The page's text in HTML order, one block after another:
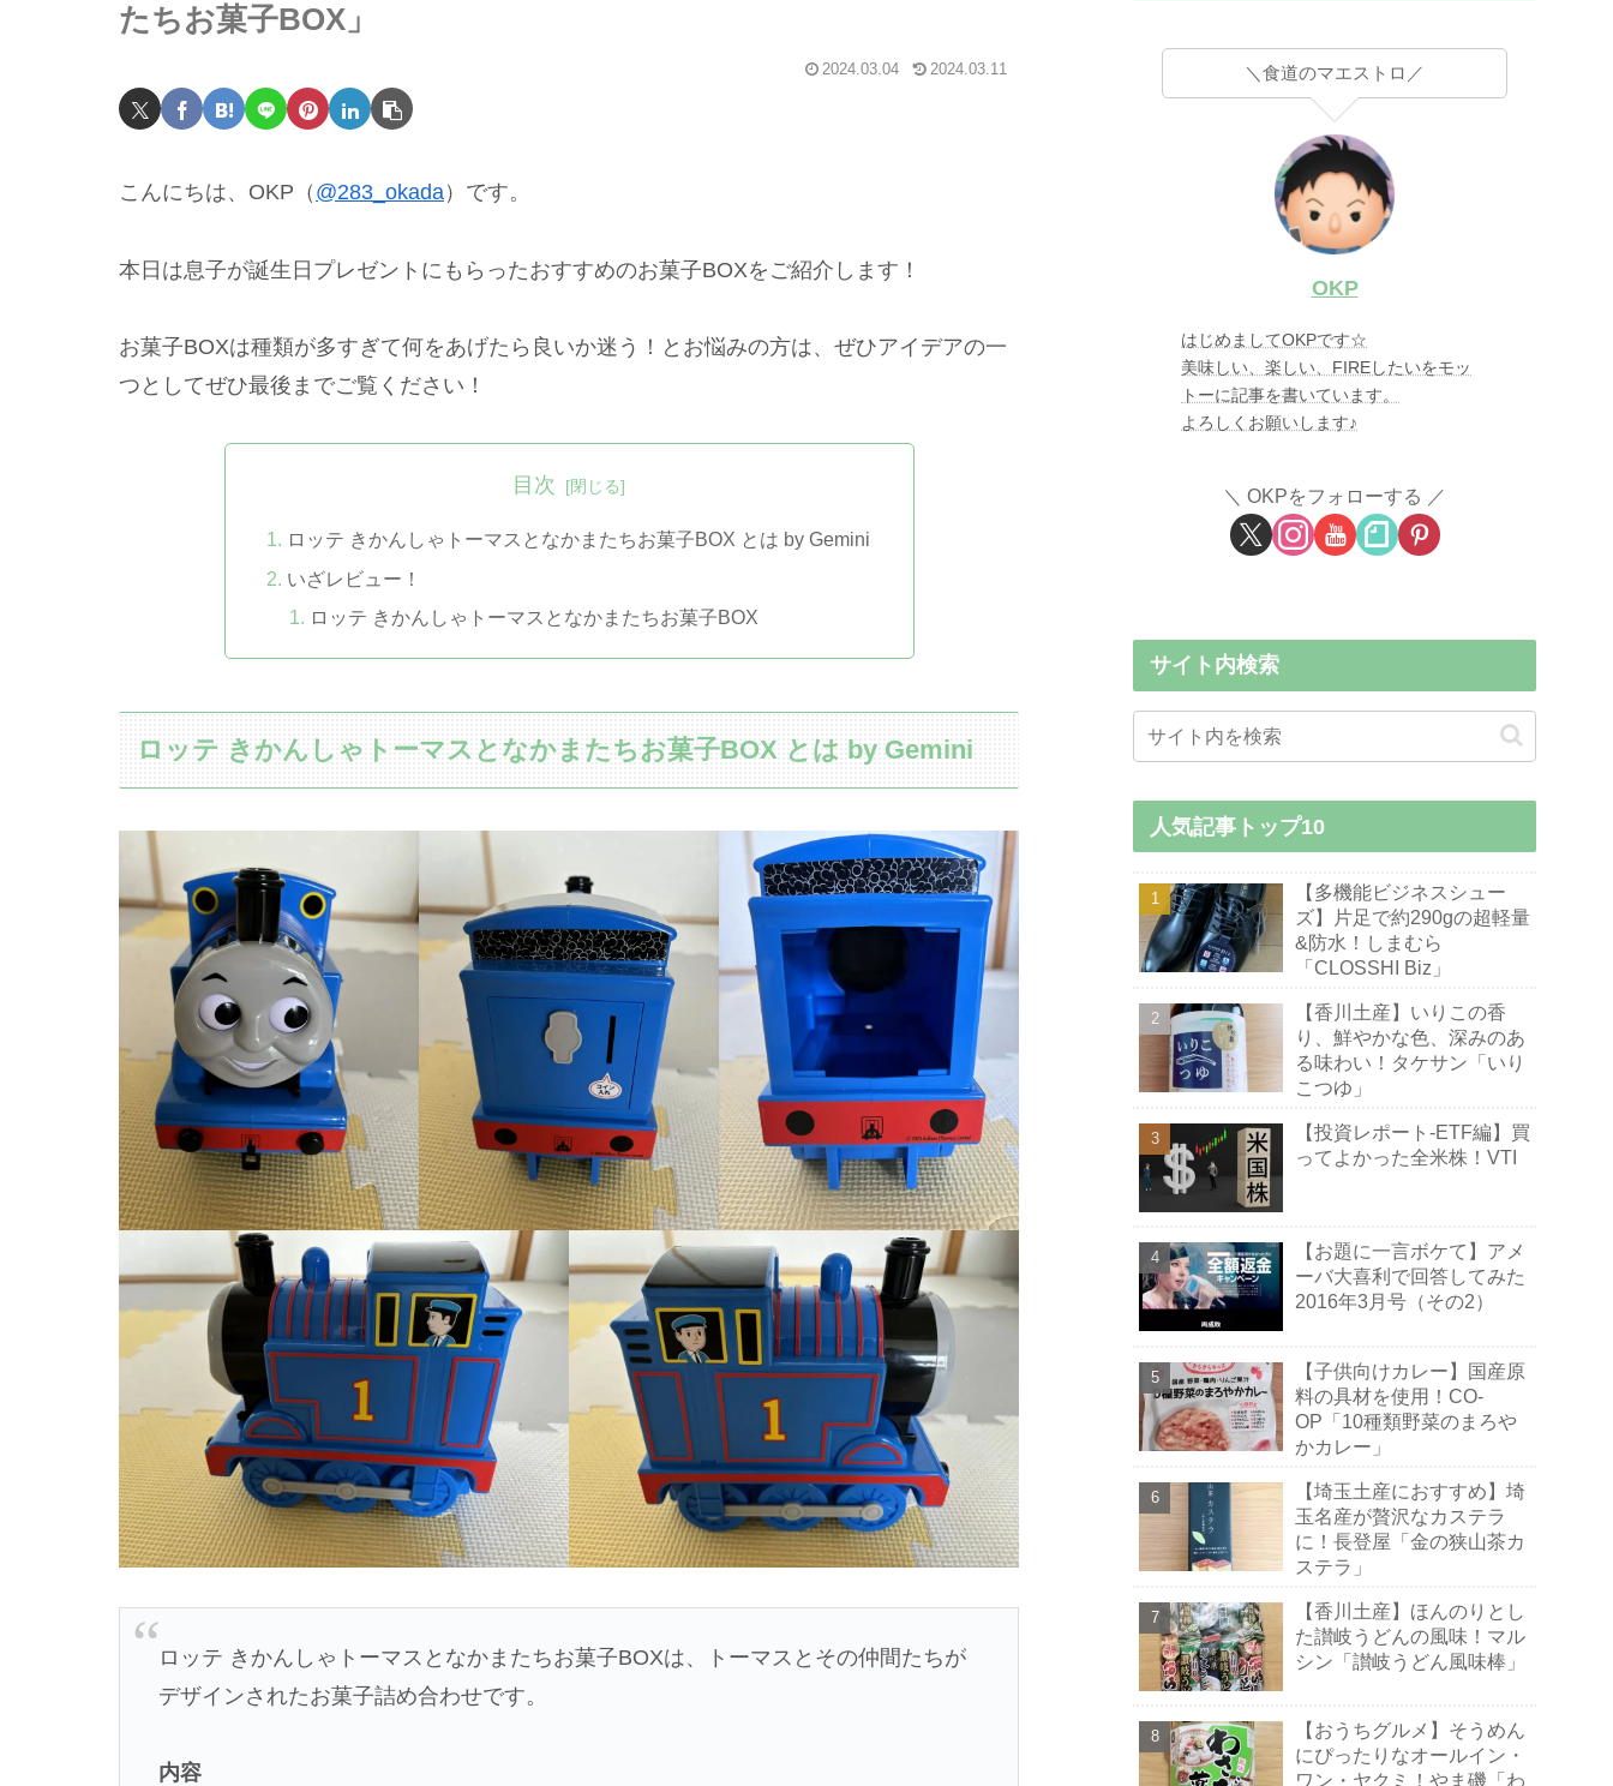
たちお菓子BOX」
2024.03.04 2024.03.11
こんにちは、OKP（ @283_okada）です。
本日は息子が誕生日プレゼントにもらったおすすめのお菓子BOXをご紹介します！
お菓子BOXは種類が多すぎて何をあげたら良いか迷う！とお悩みの方は、ぜひアイデアの一
つとしてぜひ最後までご覧ください！
目次
ロッテ きかんしゃトーマスとなかまたちお菓子BOX とは by Gemini
いざレビュー！
ロッテ きかんしゃトーマスとなかまたちお菓子BOX
ロッテ きかんしゃトーマスとなかまたちお菓子BOX とは by Gemini
ロッテ きかんしゃトーマスとなかまたちお菓子BOXは、トーマスとその仲間たちが
デザインされたお菓子詰め合わせです。
内容
＼食道のマエストロ／
OKP
はじめましてOKPです☆
美味しい、楽しい、FIREしたいをモッ
トーに記事を書いています。
よろしくお願いします♪
OKPをフォローする
サイト内検索
人気記事トップ10
【多機能ビジネスシュー
ズ】片足で約290gの超軽量
&防水！しまむら
「CLOSSHI Biz」
【香川土産】いりこの香
り、鮮やかな色、深みのあ
る味わい！タケサン「いり
こつゆ」
【投資レポート-ETF編】買
ってよかった全米株！VTI
【お題に一言ボケて】アメ
ーバ大喜利で回答してみた
2016年3月号（その2）
【子供向けカレー】国産原
料の具材を使用！CO-
OP「10種類野菜のまろや
かカレー」
【埼玉土産におすすめ】埼
玉名産が贅沢なカステラ
に！長登屋「金の狭山茶カ
ステラ」
【香川土産】ほんのりとし
た讃岐うどんの風味！マル
シン「讃岐うどん風味棒」
【おうちグルメ】そうめん
にぴったりなオールイン・
ワン・ヤクミ！やま磯「わ